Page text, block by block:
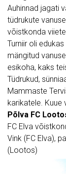
Auhinnad jagati
tüdrukute
võistkonda
Turniir oli
mängitud
esikoha, kaks
Tüdrukud,
Mammaste
karikatele.
Põlva FC
FC Elva
Vink (FC Elva),
(Lootos)